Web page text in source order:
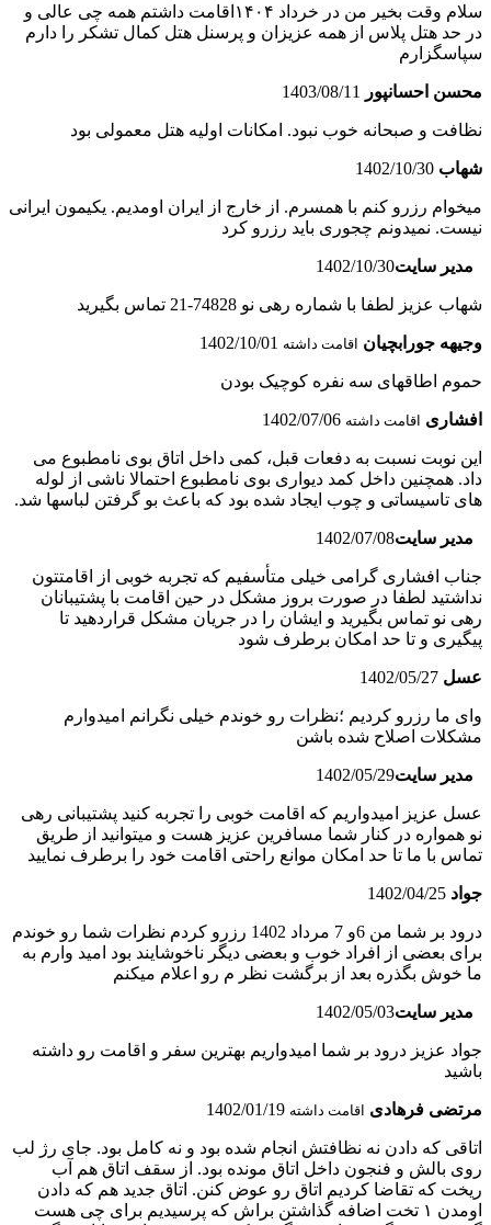
سلام وقت بخیر من در خرداد ۱۴۰۴اقامت داشتم همه چی عالی و
در حد هتل پلاس از همه عزیزان و پرسنل هتل کمال تشکر را دارم
سپاسگزارم
محسن احسانپور 1403/08/11
نظافت و صبحانه خوب نبود. امکانات اولیه هتل معمولی بود
شهاب 1402/10/30
میخوام رزرو کنم با همسرم. از خارج از ایران اومدیم. یکیمون ایرانی
نیست. نمیدونم چجوری باید رزرو کرد
مدیر سایت1402/10/30
شهاب عزیز لطفا با شماره رهی نو 74828-21 تماس بگیرید
وجیهه جورابچیان اقامت داشته 1402/10/01
حموم اطاقهاى سه نفره کوچیک بودن
افشاری اقامت داشته 1402/07/06
این نوبت نسبت به دفعات قبل، کمی داخل اتاق بوی نامطبوع می
داد. همچنین داخل کمد دیواری بوی نامطبوع احتمالا ناشی از لوله
های تاسیساتی و چوب ایجاد شده بود که باعث بو گرفتن لباسها شد.
مدیر سایت1402/07/08
جناب افشاری گرامی خیلی متأسفیم که تجربه خوبی از اقامتتون
نداشتید لطفا در صورت بروز مشکل در حین اقامت با پشتیبانان
رهی نو تماس بگیرید و ایشان را در جریان مشکل قراردهید تا
پیگیری و تا حد امکان برطرف شود
عسل 1402/05/27
وای ما رزرو کردیم ؛نظرات رو خوندم خیلی نگرانم امیدوارم
مشکلات اصلاح شده باشن
مدیر سایت1402/05/29
عسل عزیز امیدواریم که اقامت خوبی را تجربه کنید پشتیبانی رهی
نو همواره در کنار شما مسافرین عزیز هست و میتوانید از طریق
تماس با ما تا حد امکان موانع راحتی اقامت خود را برطرف نمایید
جواد 1402/04/25
درود بر شما من 6و 7 مرداد 1402 رزرو کردم نظرات شما رو خوندم
برای بعضی از افراد خوب و بعضی دیگر ناخوشایند بود امید وارم به
ما خوش بگذره بعد از برگشت نظر م رو اعلام میکنم
مدیر سایت1402/05/03
جواد عزیز درود بر شما امیدواریم بهترین سفر و اقامت رو داشته
باشید
مرتضی فرهادی اقامت داشته 1402/01/19
اتاقی که دادن نه نظافتش انجام شده بود و نه کامل بود. جای رژ لب
روی بالش و فنجون داخل اتاق مونده بود. از سقف اتاق هم آب
ریخت که تقاضا کردیم اتاق رو عوض کنن. اتاق جدید هم که دادن
اومدن ۱ تخت اضافه گذاشتن براش که پرسیدیم برای چی هست